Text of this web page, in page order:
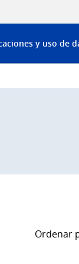
y uso de
Ordenar